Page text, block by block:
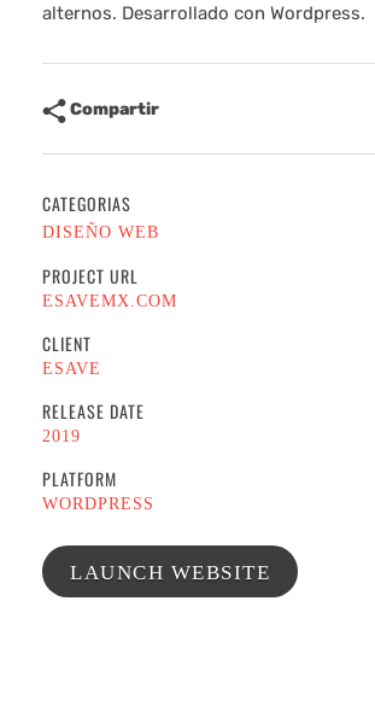
alternos. Desarrollado con Wordpress.
Compartir
CATEGORIAS
DISEÑO WEB
PROJECT URL
ESAVEMX.COM
CLIENT
ESAVE
RELEASE DATE
2019
PLATFORM
WORDPRESS
LAUNCH WEBSITE